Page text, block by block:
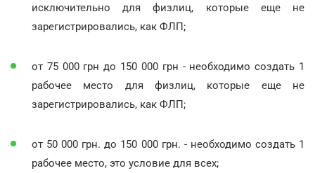
исключительно для физлиц, которые еще не
зарегистрировались, как ФЛП;
от 75 000 грн до 150 000 грн - необходимо создать 1
рабочее место для физлиц, которые еще не
зарегистрировались, как ФЛП;
от 50 000 грн. до 150 000 грн. - необходимо создать 1
рабочее место, это условие для всех;